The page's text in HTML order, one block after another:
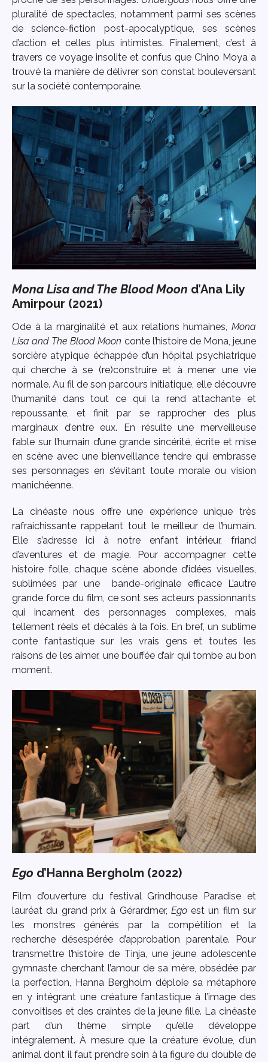
pluralité de spectacles, notamment parmi ses scènes
de science-fiction post-apocalyptique, ses scènes
d’action et celles plus intimistes. Finalement, c’est à
travers ce voyage insolite et confus que Chino Moya a
trouvé la manière de délivrer son constat bouleversant
sur la société contemporaine.
Mona Lisa and The Blood Moon d’Ana Lily
Amirpour (2021)
Ode à la marginalité et aux relations humaines, Mona
Lisa and The Blood Moon conte l’histoire de Mona, jeune
sorcière atypique échappée d’un hôpital psychiatrique
qui cherche à se (re)construire et à mener une vie
normale. Au fil de son parcours initiatique, elle découvre
l’humanité dans tout ce qui la rend attachante et
repoussante, et finit par se rapprocher des plus
marginaux d’entre eux. En résulte une merveilleuse
fable sur l’humain d’une grande sincérité, écrite et mise
en scène avec une bienveillance tendre qui embrasse
ses personnages en s’évitant toute morale ou vision
manichéenne.
La cinéaste nous offre une expérience unique très
rafraichissante rappelant tout le meilleur de l’humain.
Elle s’adresse ici à notre enfant intérieur, friand
d’aventures et de magie. Pour accompagner cette
histoire folle, chaque scène abonde d’idées visuelles,
sublimées par une bande-originale efficace L’autre
grande force du film, ce sont ses acteurs passionnants
qui incarnent des personnages complexes, mais
tellement réels et décalés à la fois. En bref, un sublime
conte fantastique sur les vrais gens et toutes les
raisons de les aimer, une bouffée d’air qui tombe au bon
moment.
Ego d’Hanna Bergholm (2022)
Film d’ouverture du festival Grindhouse Paradise et
lauréat du grand prix à Gérardmer, Egoest un film sur
les monstres générés par la compétition et la
recherche désespérée d’approbation parentale. Pour
transmettre l’histoire de Tinja, une jeune adolescente
gymnaste cherchant l’amour de sa mère, obsédée par
la perfection, Hanna Bergholm déploie sa métaphore
en y intégrant une créature fantastique à l’image des
convoitises et des craintes de la jeune fille. La cinéaste
part d’un thème simple qu’elle développe
intégralement. À mesure que la créature évolue, d’un
animal dont il faut prendre soin à la figure du double de